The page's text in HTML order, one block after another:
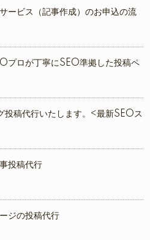
ービス（記事作成）のお申込の流
プロが丁寧にSEO準拠した投稿ペ
投稿代行いたします。<最新SEOス
投稿代行
ジの投稿代行